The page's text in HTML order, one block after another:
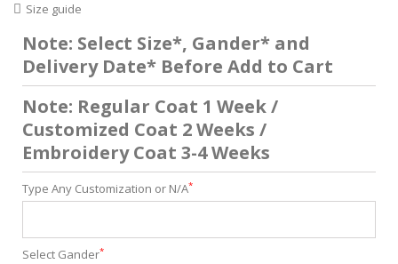
Size guide
Note: Select Size*, Gander* and
Delivery Date* Before Add to Cart
Note: Regular Coat 1 Week /
Customized Coat 2 Weeks /
Embroidery Coat 3-4 Weeks
Type Any Customization or N/A*
Select Gander*